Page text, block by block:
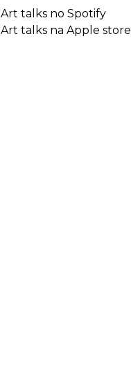
Art talks no Spotify
Art talks na Apple store